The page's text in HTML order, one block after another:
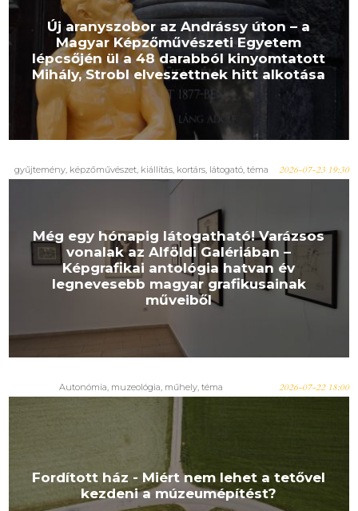
Új aranyszobor az Andrássy úton – a
Magyar Képzőművészeti Egyetem
lépcsőjén ül a 48 darabból kinyomtatott
Mihály, Strobl elveszettnek hitt alkotása
gyűjtemény, képzőművészet, kiállítás, kortárs, látogató, téma 2026-07-23 19:30
Még egy hónapig látogatható! Varázsos
vonalak az Alföldi Galériában –
Képgrafikai antológia hatvan év
legnevesebb magyar grafikusainak
műveiből
Autonómia, muzeológia, műhely, téma 2026-07-22 18:00
Fordított ház - Miért nem lehet a tetővel
kezdeni a múzeumépítést?